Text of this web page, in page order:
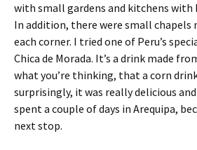
with small gardens and kitchens with
In addition, there were small chapels
each corner. I tried one of Peru’s
Chica de Morada. It’s a drink made
what you’re thinking, that a corn
surprisingly, it was really delicious
spent a couple of days in Arequipa,
next stop.